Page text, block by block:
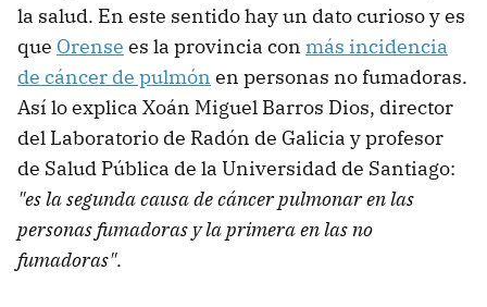
la salud. En este sentido hay un dato curioso y es
que Orense es la provincia con más incidencia
de cáncer de pulmón en personas no fumadoras.
Así lo explica Xoán Miguel Barros Dios, director
del Laboratorio de Radón de Galicia y profesor
de Salud Pública de la Universidad de Santiago:
"es la segunda causa de cáncer pulmonar en las
personas fumadoras y la primera en las no
fumadoras".